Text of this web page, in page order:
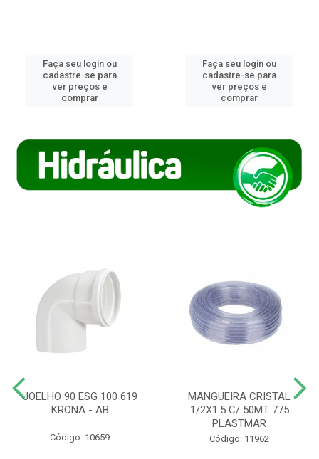
Faça seu login ou
cadastre-se para
ver preços e
comprar
Faça seu login ou
cadastre-se para
ver preços e
comprar
JOELHO 90 ESG 100 619
KRONA - AB
Código: 10659
MANGUEIRA CRISTAL
1/2X1.5 C/ 50MT 775
PLASTMAR
Código: 11962